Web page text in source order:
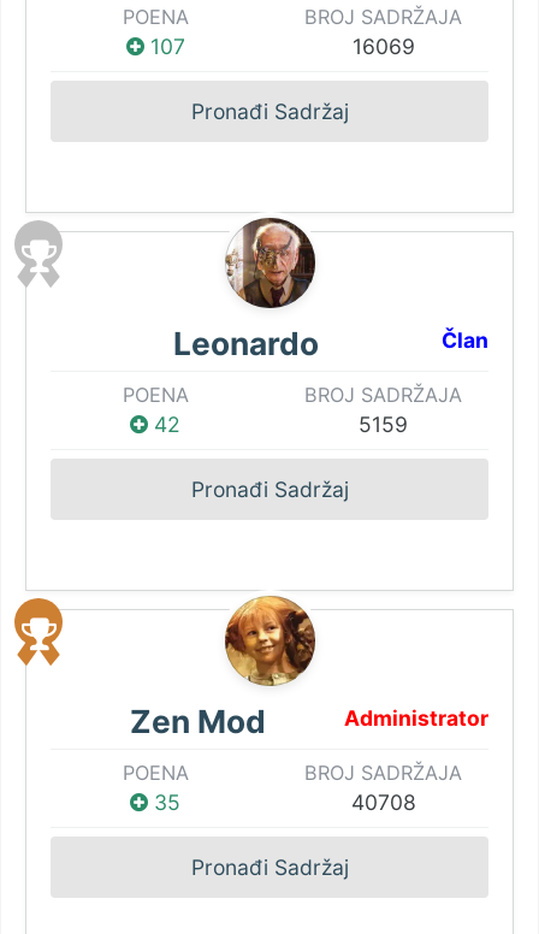
POENA
107
BROJ SADRŽAJA
16069
Pronađi Sadržaj
Leonardo Član
POENA
42
BROJ SADRŽAJA
5159
Pronađi Sadržaj
Zen Mod Administrator
POENA
35
BROJ SADRŽAJA
40708
Pronađi Sadržaj